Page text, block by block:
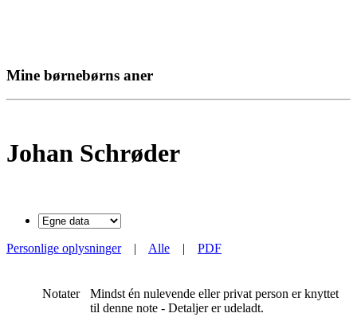
Mine børnebørns aner
Johan Schrøder
Personlige oplysninger| Alle | PDF
Notater
Mindst én nulevende eller privat person er knyttet
til denne note - Detaljer er udeladt.